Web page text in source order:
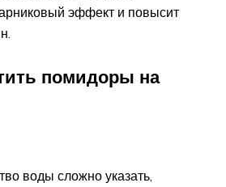
эффект и повысит
помидоры на
воды сложно указать,